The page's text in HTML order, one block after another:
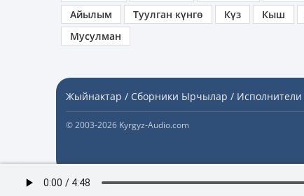
Айылым
Туулган күнгө Күз Кыш
Мусулман
Жыйнактар / Сборники Ырчылар / Исполнители
© 2003-2026 Kyrgyz-Audio.com